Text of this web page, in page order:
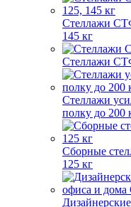
Стеллажи
145 кг
Стеллажи
Стеллажи
полку до 200
Сборные
125 кг